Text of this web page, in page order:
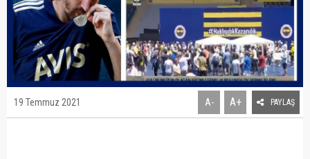
19 Temmuz 2021 A- A+ PAYLAŞ